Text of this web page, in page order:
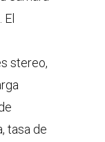
El
stereo,
tasa de